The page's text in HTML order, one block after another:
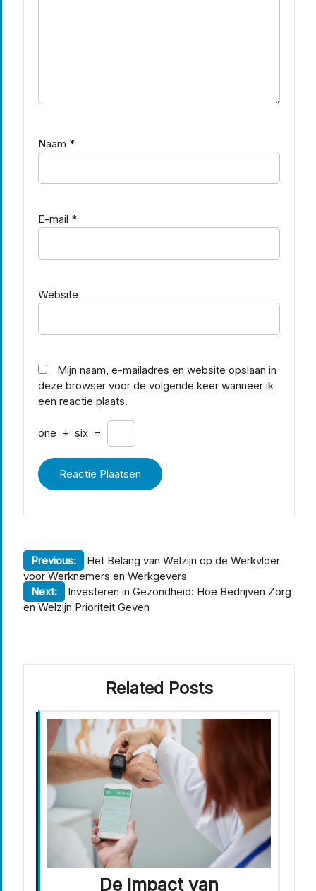
Naam *
E-mail *
Website
Mijn naam, e-mailadres en website opslaan in
deze browser voor de volgende keer wanneer ik
een reactie plaats.
one + six =
Berichtnavigatie
Previous:
Het Belang van Welzijn op de Werkvloer
voor Werknemers en Werkgevers
Next:
Investeren in Gezondheid: Hoe Bedrijven Zorg
en Welzijn Prioriteit Geven
Related Posts
De Impact van